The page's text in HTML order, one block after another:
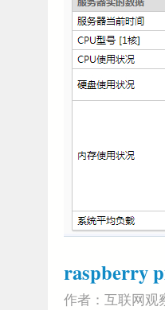
raspberry
作者：互联网观